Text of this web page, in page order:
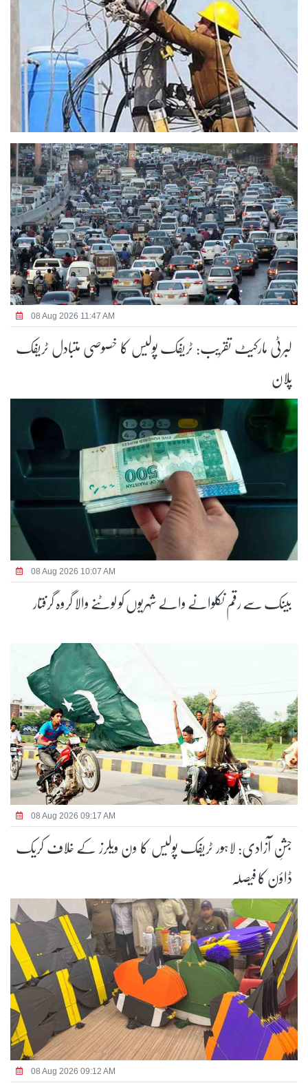
08 Aug 2026 11:47 AM
لبرٹی مارکیٹ تقریب: ٹریفک پولیس کا خصوصی متبادل ٹریفک
پلان
08 Aug 2026 10:07 AM
بینک سے رقم نکلوانے والے شہریوں کو لوٹنے والا گروہ گرفتار
08 Aug 2026 09:17 AM
جشنِ آزادی: لاہور ٹریفک پولیس کا ون ویلرز کے خلاف کریک
ڈاؤن کا فیصلہ
08 Aug 2026 09:12 AM